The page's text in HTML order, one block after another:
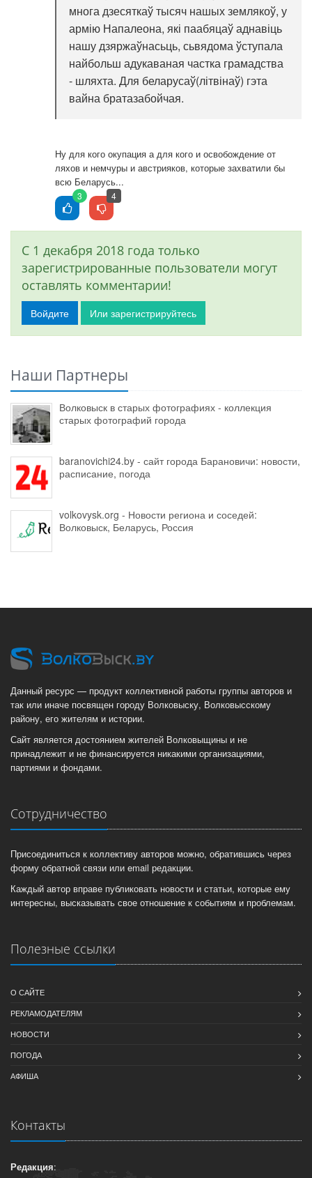
многа дзесяткаў тысяч нашых землякоў, у
армію Напалеона, які паабяцаў аднавіць
нашу дзяржаўнасьць, сьвядома ўступала
найбольш адукаваная частка грамадства
- шляхта. Для беларусаў(літвінаў) гэта
вайна братазабойчая.
Ну для кого окупация а для кого и освобождение от
ляхов и немчуры и австрияков, которые захватили бы
всю Беларусь...
3 4
С 1 декабря 2018 года только
зарегистрированные пользователи могут
оставлять комментарии!
Войдите Или зарегистрируйтесь
Наши Партнеры
Волковыск в старых фотографиях - коллекция
старых фотографий города
baranovichi24.by - сайт города Барановичи: новости,
расписание, погода
volkovysk.org - Новости региона и соседей:
Волковыск, Беларусь, Россия
Данный ресурс — продукт коллективной работы группы авторов и
так или иначе посвящен городу Волковыску, Волковысскому
району, его жителям и истории.
Сайт является достоянием жителей Волковыщины и не
принадлежит и не финансируется никакими организациями,
партиями и фондами.
Сотрудничество
Присоединиться к коллективу авторов можно, обратившись через
форму обратной связи или email редакции.
Каждый автор вправе публиковать новости и статьи, которые ему
интересны, высказывать свое отношение к событиям и проблемам.
Полезные ссылки
О САЙТЕ
РЕКЛАМОДАТЕЛЯМ
НОВОСТИ
ПОГОДА
АФИША
Контакты
Редакция: